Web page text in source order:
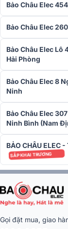
Cùng với đó là
nhiều thời gian hơn
đặt loa tối ưu phù
bộ lọc, chép thích
Trang bị đầy đủ
Với hệ thống kết
và điện thoại đầu
Bảo Châu Elec
Bảo Châu Elec
Bảo Châu Elec Lô
Hải Phòng
Bảo Châu Elec 8
Ninh
Bảo Châu Elec
Ninh Bình (Nam
BẢO CHÂU ELEC
SẮP KHAI TRƯƠNG
Gọi đặt mua, giao